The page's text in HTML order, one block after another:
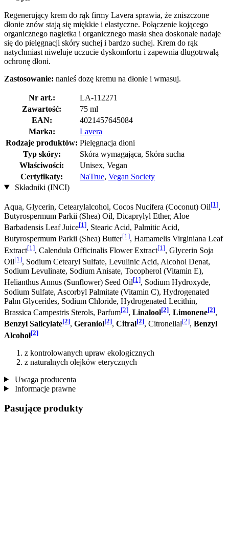
Regenerujący krem do rąk firmy Lavera sprawia, że zniszczone
dłonie znów stają się miękkie i elastyczne. Połączenie kojącego
organicznego nagietka i organicznego masła shea doskonale nadaje
się do pielęgnacji skóry suchej i bardzo suchej. Krem do rąk
natychmiast niweluje uczucie dyskomfortu i zapewnia długotrwałą
ochronę dłoni.
Zastosowanie: nanieś dozę kremu na dłonie i wmasuj.
Nr art.:
LA-112271
Zawartość:
75 ml
EAN:
4021457645084
Marka:
Lavera
Rodzaje produktów: Pielęgnacja dłoni
Typ skóry:
Skóra wymagająca, Skóra sucha
Właściwości:
Unisex, Vegan
Certyfikaty:
NaTrue, Vegan Society
Składniki (INCI)
Aqua, Glycerin, Cetearylalcohol, Cocos Nucifera (Coconut) Oil[1],
Butyrospermum Parkii (Shea) Oil, Dicaprylyl Ether, Aloe
Barbadensis Leaf Juice[1], Stearic Acid, Palmitic Acid,
Butyrospermum Parkii (Shea) Butter[1], Hamamelis Virginiana Leaf
Extract[1], Calendula Officinalis Flower Extract[1], Glycerin Soja
Oil[1], Sodium Cetearyl Sulfate, Levulinic Acid, Alcohol Denat,
Sodium Levulinate, Sodium Anisate, Tocopherol (Vitamin E),
Helianthus Annus (Sunflower) Seed Oil[1], Sodium Hydroxyde,
Sodium Sulfate, Ascorbyl Palmitate (Vitamin C), Hydrogenated
Palm Glycerides, Sodium Chloride, Hydrogenated Lecithin,
Brassica Campestris Sterols, Parfum[2], Linalool[2], Limonene[2],
Benzyl Salicylate[2], Geraniol[2], Citral[2], Citronellal[2], Benzyl
Alcohol[2]
z kontrolowanych upraw ekologicznych
z naturalnych olejków eterycznych
Uwaga producenta
Informacje prawne
Pasujące produkty